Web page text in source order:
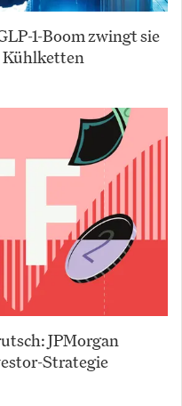
1-Boom zwingt sie
JPMorgan
Strategie